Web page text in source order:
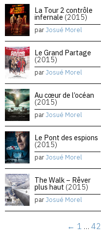
La Tour 2 contrôle
infernale (2015)
parJosué Morel
Le Grand Partage
(2015)
parJosué Morel
Au cœur de l’océan
(2015)
parJosué Morel
Le Pont des espions
(2015)
parJosué Morel
The Walk – Rêver
plus haut (2015)
parJosué Morel
← 1 … 42